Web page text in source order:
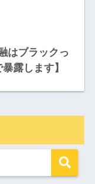
はブラックっ
露します】